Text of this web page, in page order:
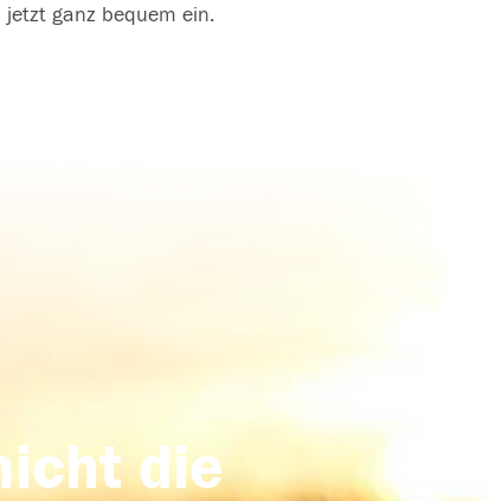
ganz bequem ein.
die